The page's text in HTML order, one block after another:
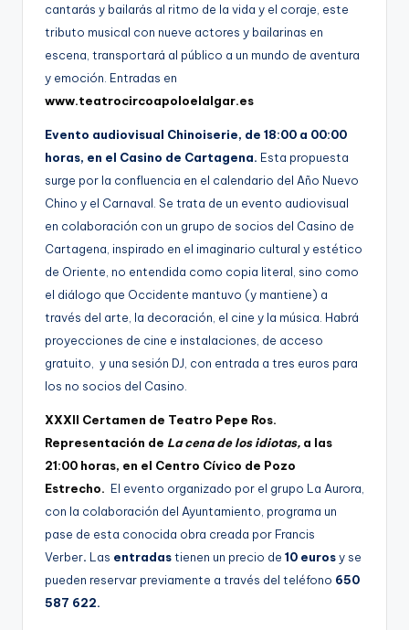
cantarás y bailarás al ritmo de la vida y el coraje, este
tributo musical con nueve actores y bailarinas en
escena, transportará al público a un mundo de aventura
y emoción. Entradas en
www.teatrocircoapoloelalgar.es
Evento audiovisual Chinoiserie, de 18:00 a 00:00
horas, en el Casino de Cartagena. Esta propuesta
surge por la confluencia en el calendario del Año Nuevo
Chino y el Carnaval. Se trata de un evento audiovisual
en colaboración con un grupo de socios del Casino de
Cartagena, inspirado en el imaginario cultural y estético
de Oriente, no entendida como copia literal, sino como
el diálogo que Occidente mantuvo (y mantiene) a
través del arte, la decoración, el cine y la música. Habrá
proyecciones de cine e instalaciones, de acceso
gratuito, y una sesión DJ, con entrada a tres euros para
los no socios del Casino.
XXXII Certamen de Teatro Pepe Ros.
Representación de La cena de los idiotas, a las
21:00 horas, en el Centro Cívico de Pozo
Estrecho. El evento organizado por el grupo La Aurora,
con la colaboración del Ayuntamiento, programa un
pase de esta conocida obra creada por Francis
Verber. Las entradastienen un precio de 10 eurosy se
pueden reservar previamente a través del teléfono 650
587 622.